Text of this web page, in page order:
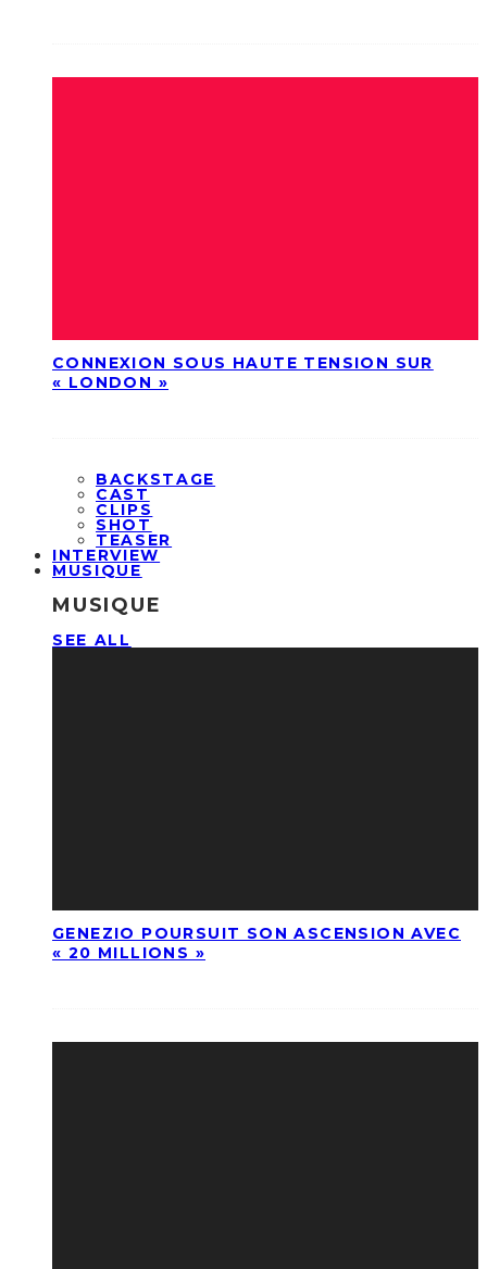
CONNEXION SOUS HAUTE TENSION SUR
« LONDON »
BACKSTAGE
CAST
CLIPS
SHOT
TEASER
INTERVIEW
MUSIQUE
MUSIQUE
SEE ALL
GENEZIO POURSUIT SON ASCENSION AVEC
« 20 MILLIONS »